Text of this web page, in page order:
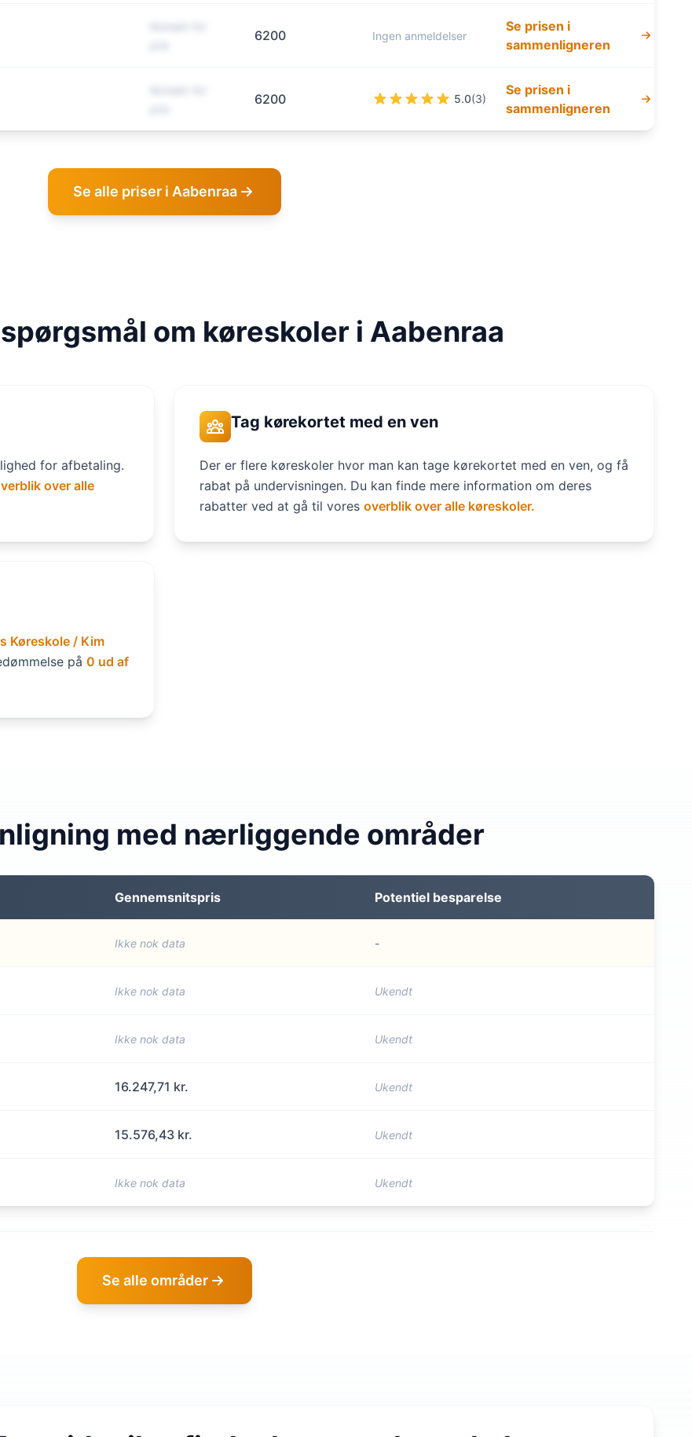
6200 Ingen anmeldelser
Se prisen i
sammenligneren
6200 5.0(3)
Se prisen i
sammenligneren
Se alle priser i Aabenraa
om køreskoler i Aabenraa
for afbetaling.
over alle
Tag kørekortet med en ven
Der er flere køreskoler hvor man kan tage kørekortet med en ven, og få
rabat på undervisningen. Du kan finde mere information om deres
rabatter ved at gå til vores overblik over alle køreskoler.
Køreskole / Kim
på 0 ud af
med nærliggende områder
Gennemsnitspris Potentiel besparelse
Ikke nok data -
Ikke nok data Ukendt
Ikke nok data Ukendt
16.247,71 kr. Ukendt
15.576,43 kr. Ukendt
Ikke nok data Ukendt
Se alle områder